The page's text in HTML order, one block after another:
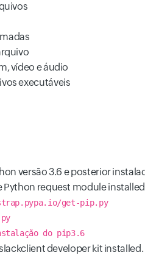
vídeo e áudio
executáveis
versão 3.6 e posterior
Python request module
get-pip.py
do pip3.6
developer kit installed.